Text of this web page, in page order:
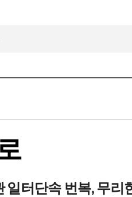
일터단속 번복, 무리